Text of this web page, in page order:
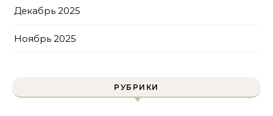
Декабрь 2025
Ноябрь 2025
РУБРИКИ